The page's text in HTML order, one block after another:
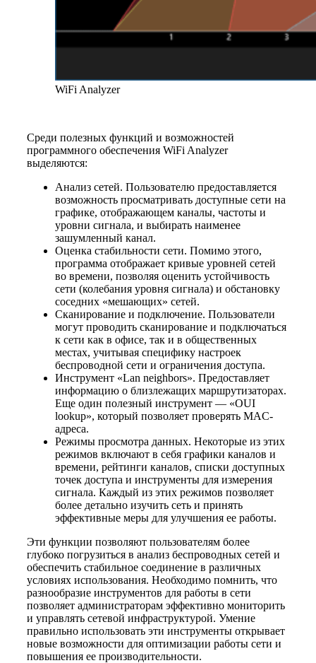
WiFi Analyzer
Среди полезных функций и возможностей
программного обеспечения WiFi Analyzer
выделяются:
Анализ сетей. Пользователю предоставляется
возможность просматривать доступные сети на
графике, отображающем каналы, частоты и
уровни сигнала, и выбирать наименее
зашумленный канал.
Оценка стабильности сети. Помимо этого,
программа отображает кривые уровней сетей
во времени, позволяя оценить устойчивость
сети (колебания уровня сигнала) и обстановку
соседних «мешающих» сетей.
Сканирование и подключение. Пользователи
могут проводить сканирование и подключаться
к сети как в офисе, так и в общественных
местах, учитывая специфику настроек
беспроводной сети и ограничения доступа.
Инструмент «Lan neighbors». Предоставляет
информацию о близлежащих маршрутизаторах.
Еще один полезный инструмент — «OUI
lookup», который позволяет проверять MAC-
адреса.
Режимы просмотра данных. Некоторые из этих
режимов включают в себя графики каналов и
времени, рейтинги каналов, списки доступных
точек доступа и инструменты для измерения
сигнала. Каждый из этих режимов позволяет
более детально изучить сеть и принять
эффективные меры для улучшения ее работы.
Эти функции позволяют пользователям более
глубоко погрузиться в анализ беспроводных сетей и
обеспечить стабильное соединение в различных
условиях использования. Необходимо помнить, что
разнообразие инструментов для работы в сети
позволяет администраторам эффективно мониторить
и управлять сетевой инфраструктурой. Умение
правильно использовать эти инструменты открывает
новые возможности для оптимизации работы сети и
повышения ее производительности.